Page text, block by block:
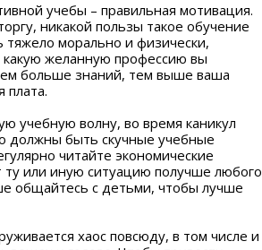
учебы – правильная мотивация.
никакой пользы такое обучение
тяжело морально и физически,
какую желанную профессию вы
больше знаний, тем выше ваша
плата.
учебную волну, во время каникул
должны быть скучные учебные
читайте экономические
или иную ситуацию получше любого
общайтесь с детьми, чтобы лучше
хаос повсюду, в том числе и